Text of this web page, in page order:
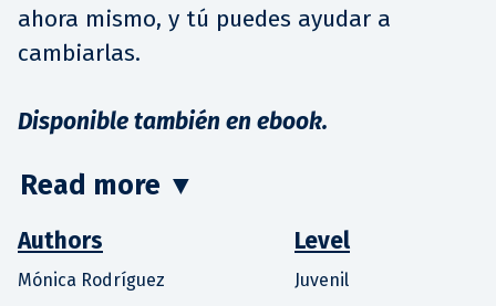
ahora mismo, y tú puedes ayudar a
cambiarlas.
Disponible también en ebook.
Read more ▼
Authors
Mónica Rodríguez
Level
Juvenil